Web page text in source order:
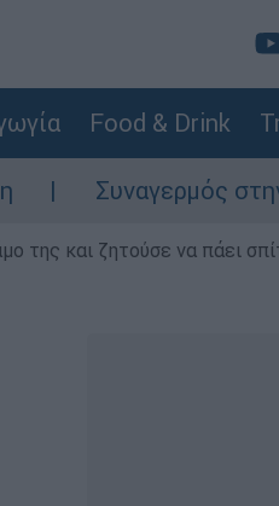
Food & Drink
στην Κάρπαθο:
της και ζητούσε να πάει